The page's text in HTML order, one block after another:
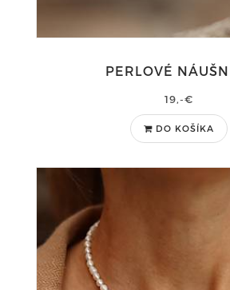
PERLOVÉ
19,-€
DO KOŠÍKA